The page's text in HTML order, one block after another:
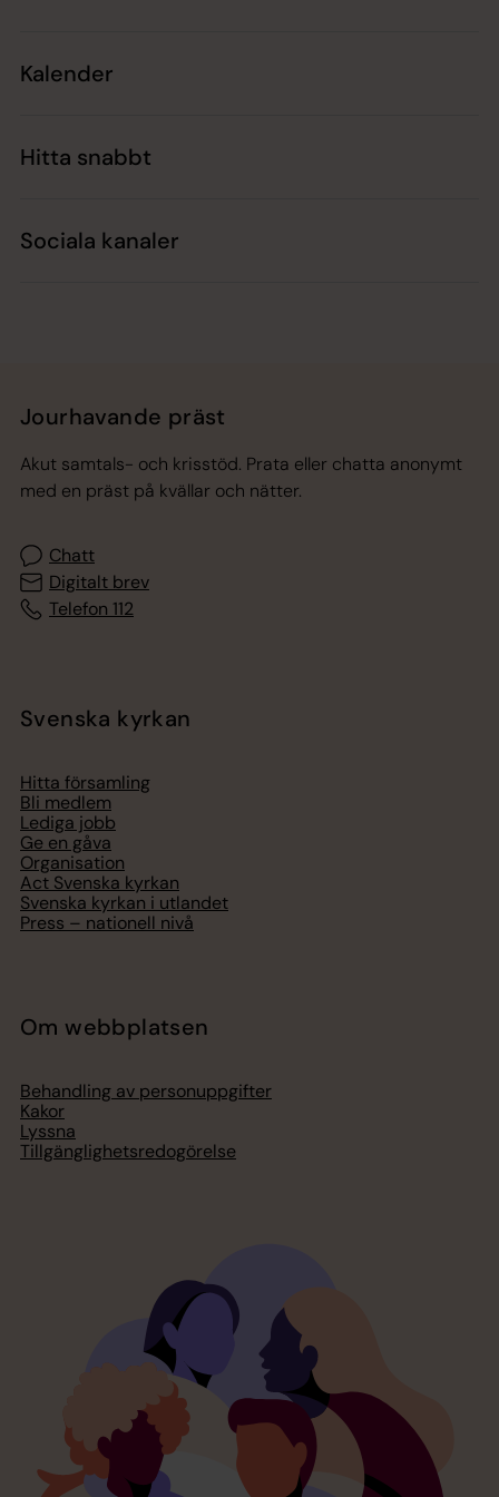
Kalender
Hitta snabbt
Sociala kanaler
Jourhavande präst
Akut samtals- och krisstöd. Prata eller chatta anonymt
med en präst på kvällar och nätter.
Chatt
Digitalt brev
Telefon 112
Svenska kyrkan
Hitta församling
Bli medlem
Lediga jobb
Ge en gåva
Organisation
Act Svenska kyrkan
Svenska kyrkan i utlandet
Press – nationell nivå
Om webbplatsen
Behandling av personuppgifter
Kakor
Lyssna
Tillgänglighetsredogörelse